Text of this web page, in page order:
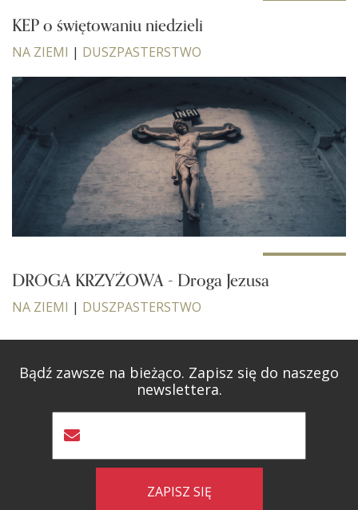
KEP o świętowaniu niedzieli
NA ZIEMI | DUSZPASTERSTWO
DROGA KRZYŻOWA - Droga Jezusa
NA ZIEMI | DUSZPASTERSTWO
Bądź zawsze na bieżąco. Zapisz się do naszego
newslettera.
ZAPISZ SIĘ